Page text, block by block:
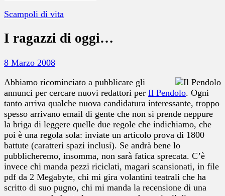
Scampoli di vita
I ragazzi di oggi…
8 Marzo 2008
Abbiamo ricominciato a pubblicare gli
annunci per cercare nuovi redattori per Il Pendolo. Ogni
tanto arriva qualche nuova candidatura interessante, troppo
spesso arrivano email di gente che non si prende neppure
la briga di leggere quelle due regole che indichiamo, che
poi è una regola sola: inviate un articolo prova di 1800
battute (caratteri spazi inclusi). Se andrà bene lo
pubblicheremo, insomma, non sarà fatica sprecata. C’è
invece chi manda pezzi riciclati, magari scansionati, in file
pdf da 2 Megabyte, chi mi gira volantini teatrali che ha
scritto di suo pugno, chi mi manda la recensione di una